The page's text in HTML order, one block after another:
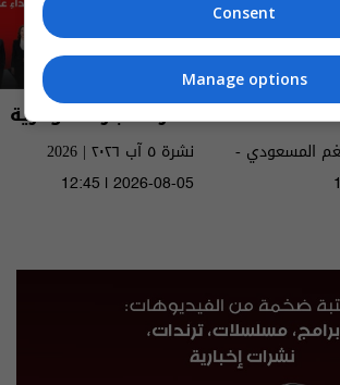
نغم المسعودي -
نشرة أخبار السومرية
نشرة ٥ آب ٢٠٢٦ | 2026
12:45 | 2026-08-05
Consent
Manage options